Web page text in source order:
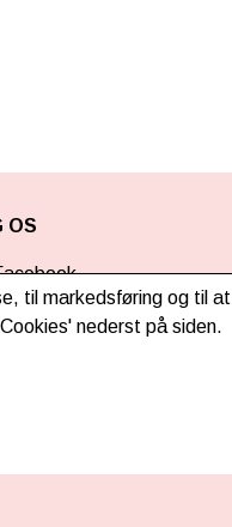
OS
til markedsføring og til
nederst på siden.